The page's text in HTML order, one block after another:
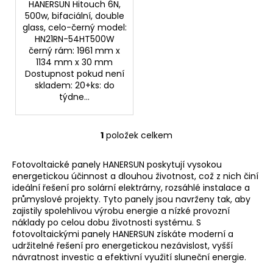
HANERSUN Hitouch 6N,
500w, bifaciální, double
glass, celo-černý model:
HN21RN-54HT500W
černý rám: 1961 mm x
1134 mm x 30 mm
Dostupnost pokud není
skladem: 20+ks: do
týdne...
O
l
á
d
a
c
í
p
r
1 položek celkem
Fotovoltaické panely HANERSUN poskytují vysokou
energetickou účinnost a dlouhou životnost, což z nich činí
ideální řešení pro solární elektrárny, rozsáhlé instalace a
průmyslové projekty. Tyto panely jsou navrženy tak, aby
zajistily spolehlivou výrobu energie a nízké provozní
náklady po celou dobu životnosti systému. S
fotovoltaickými panely HANERSUN získáte moderní a
udržitelné řešení pro energetickou nezávislost, vyšší
návratnost investic a efektivní využití sluneční energie.